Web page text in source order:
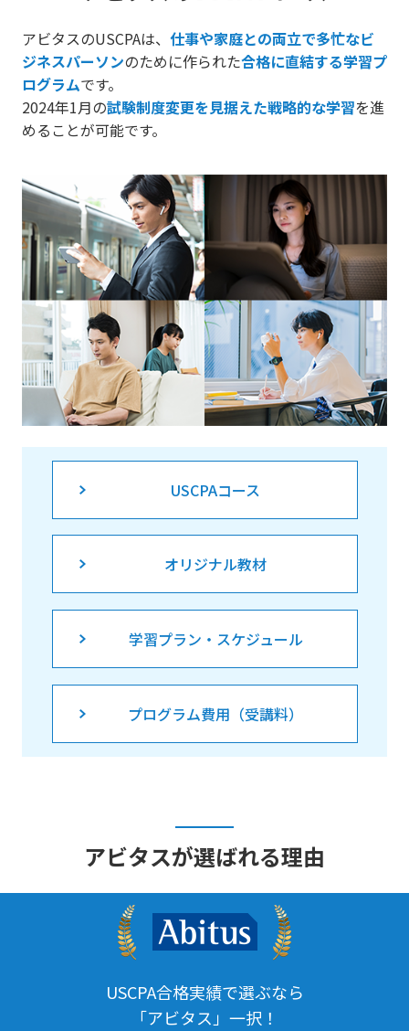
アビタスのUSCPAは、 仕事や家庭との両立で多忙なビ
ジネスパーソンのために作られた合格に直結する学習プ
ログラムです。
2024年1月の試験制度変更を見据えた戦略的な学習を進
めることが可能です。
USCPAコース
オリジナル教材
学習プラン・スケジュール
プログラム費用（受講料）
アビタスが選ばれる理由
USCPA合格実績で選ぶなら
「アビタス」一択！